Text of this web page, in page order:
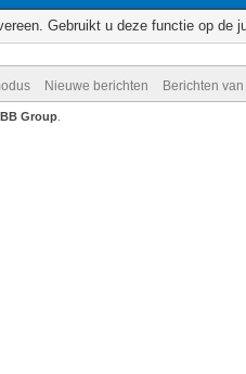
Gebruikt u deze functie op de
Nieuwe berichten Berichten
Group